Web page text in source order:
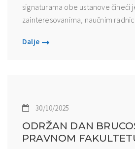
signaturama obe ustanove čineći
zainteresovanima, naučnim
Dalje
30/10/2025
ODRŽAN DAN
PRAVNOM